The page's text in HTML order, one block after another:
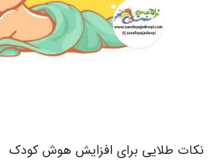
نکات طلایی برای افزایش هوش کودک